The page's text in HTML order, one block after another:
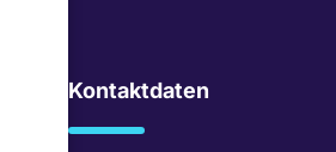
Kontaktdaten